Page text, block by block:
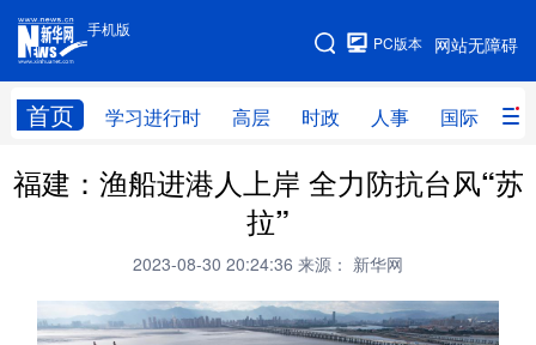
手机版
网站无障碍
PC版本
首页 学习进行时 高层 时政 人事 国际 财
手机版
网站地图
学习进行时 高层 时政 人事
全球连线
科技 科创 量子 体育
福建：渔船进港人上岸 全力防抗台风“苏
拉”
2023-08-30 20:24:36 来源： 新华网